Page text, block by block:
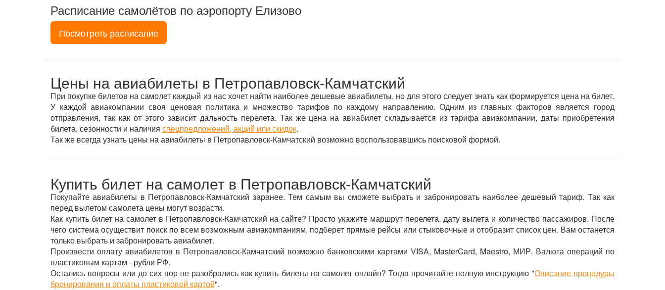
Расписание самолётов по аэропорту Елизово
Посмотреть расписание
Цены на авиабилеты в Петропавловск-Камчатский
При покупке билетов на самолет каждый из нас хочет найти наиболее дешевые авиабилеты, но для этого следует знать как формируется цена на билет.
У каждой авиакомпании своя ценовая политика и множество тарифов по каждому направлению. Одним из главных факторов является город
отправления, так как от этого зависит дальность перелета. Так же цена на авиабилет складывается из тарифа авиакомпании, даты приобретения
билета, сезонности и наличия спецпредложений, акций или скидок.
Так же всегда узнать цены на авиабилеты в Петропавловск-Камчатский возможно воспользовавшись поисковой формой.
Купить билет на самолет в Петропавловск-Камчатский
Покупайте авиабилеты в Петропавловск-Камчатский заранее. Тем самым вы сможете выбрать и забронировать наиболее дешевый тариф. Так как
перед вылетом самолета цены могут возрасти.
Как купить билет на самолет в Петропавловск-Камчатский на сайте? Просто укажите маршрут перелета, дату вылета и количество пассажиров. После
чего система осуществит поиск по всем возможным авиакомпаниям, подберет прямые рейсы или стыковочные и отобразит список цен. Вам останется
только выбрать и забронировать авиабилет.
Произвести оплату авиабилетов в Петропавловск-Камчатский возможно банковскими картами VISA, MasterCard, Maestro, МИР. Валюта операций по
пластиковым картам - рубли РФ.
Остались вопросы или до сих пор не разобрались как купить билеты на самолет онлайн? Тогда прочитайте полную инструкцию "Описание процедуры
бронирования и оплаты пластиковой картой".